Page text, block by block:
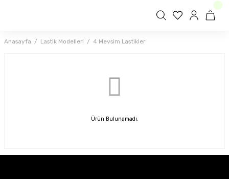
Anasayfa Lastik Modelleri 4 Mevsim Lastikler
Ürün Bulunamadı.